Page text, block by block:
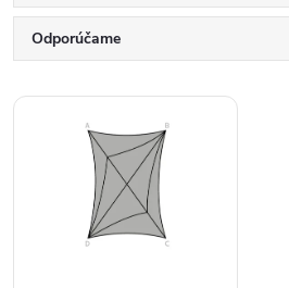
R
a
Odporúčame
Najdrahšie
Abecedne
V